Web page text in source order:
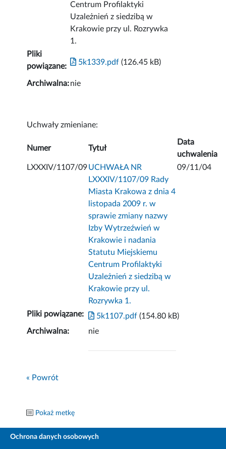
Centrum Profilaktyki
Uzależnień z siedzibą w
Krakowie przy ul. Rozrywka
1.
Pliki
powiązane:
5k1339.pdf (126.45 kB)
Archiwalna:nie
Uchwały zmieniane:
Numer Tytuł
Data
uchwalenia
LXXXIV/1107/09UCHWAŁA NR
LXXXIV/1107/09 Rady
Miasta Krakowa z dnia 4
listopada 2009 r. w
sprawie zmiany nazwy
Izby Wytrzeźwień w
Krakowie i nadania
Statutu Miejskiemu
Centrum Profilaktyki
Uzależnień z siedzibą w
Krakowie przy ul.
Rozrywka 1.
09/11/04
Pliki powiązane: 5k1107.pdf (154.80 kB)
Archiwalna:
nie
« Powrót
Pokaż metkę
Ochrona danych osobowych